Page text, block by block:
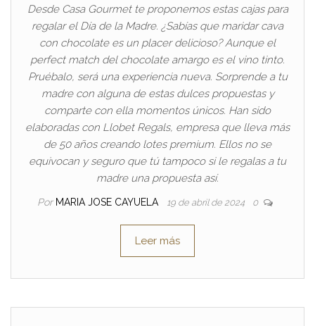
Desde Casa Gourmet te proponemos estas cajas para
regalar el Día de la Madre. ¿Sabías que maridar cava
con chocolate es un placer delicioso? Aunque el
perfect match del chocolate amargo es el vino tinto.
Pruébalo, será una experiencia nueva. Sorprende a tu
madre con alguna de estas dulces propuestas y
comparte con ella momentos únicos. Han sido
elaboradas con Llobet Regals, empresa que lleva más
de 50 años creando lotes premium. Ellos no se
equivocan y seguro que tú tampoco si le regalas a tu
madre una propuesta así.
Por MARIA JOSE CAYUELA 19 de abril de 2024 0
Leer más